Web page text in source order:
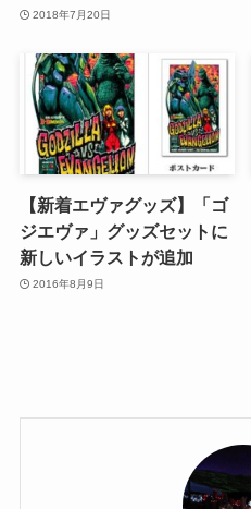
2018年7月20日
【新着エヴァグッズ】「ゴ
ジエヴァ」グッズセットに
新しいイラストが追加
2016年8月9日